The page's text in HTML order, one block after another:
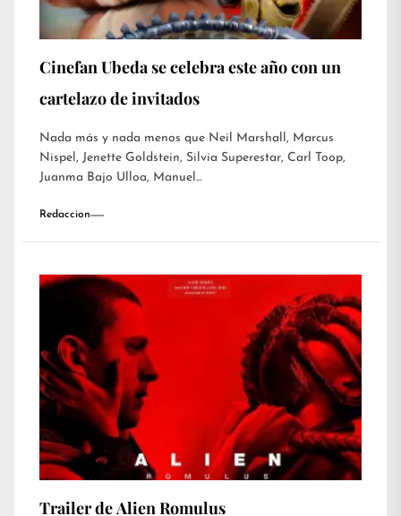
Cinefan Ubeda se celebra este año con un
cartelazo de invitados
Nada más y nada menos que Neil Marshall, Marcus
Nispel, Jenette Goldstein, Silvia Superestar, Carl Toop,
Juanma Bajo Ulloa, Manuel...
Redaccion
Trailer de Alien Romulus